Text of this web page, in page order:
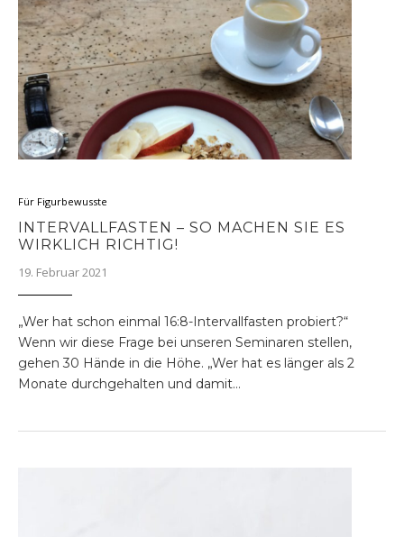
Für Figurbewusste
INTERVALLFASTEN – SO MACHEN SIE ES
WIRKLICH RICHTIG!
19. Februar 2021
„Wer hat schon einmal 16:8-Intervallfasten probiert?“
Wenn wir diese Frage bei unseren Seminaren stellen,
gehen 30 Hände in die Höhe. „Wer hat es länger als 2
Monate durchgehalten und damit…